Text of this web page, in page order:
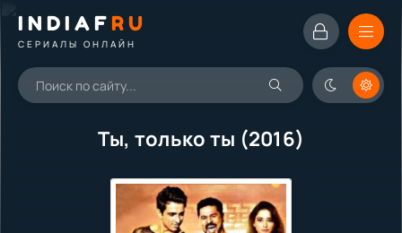
INDIAFRU
СЕРИАЛЫ ОНЛАЙН
Ты, только ты (2016)